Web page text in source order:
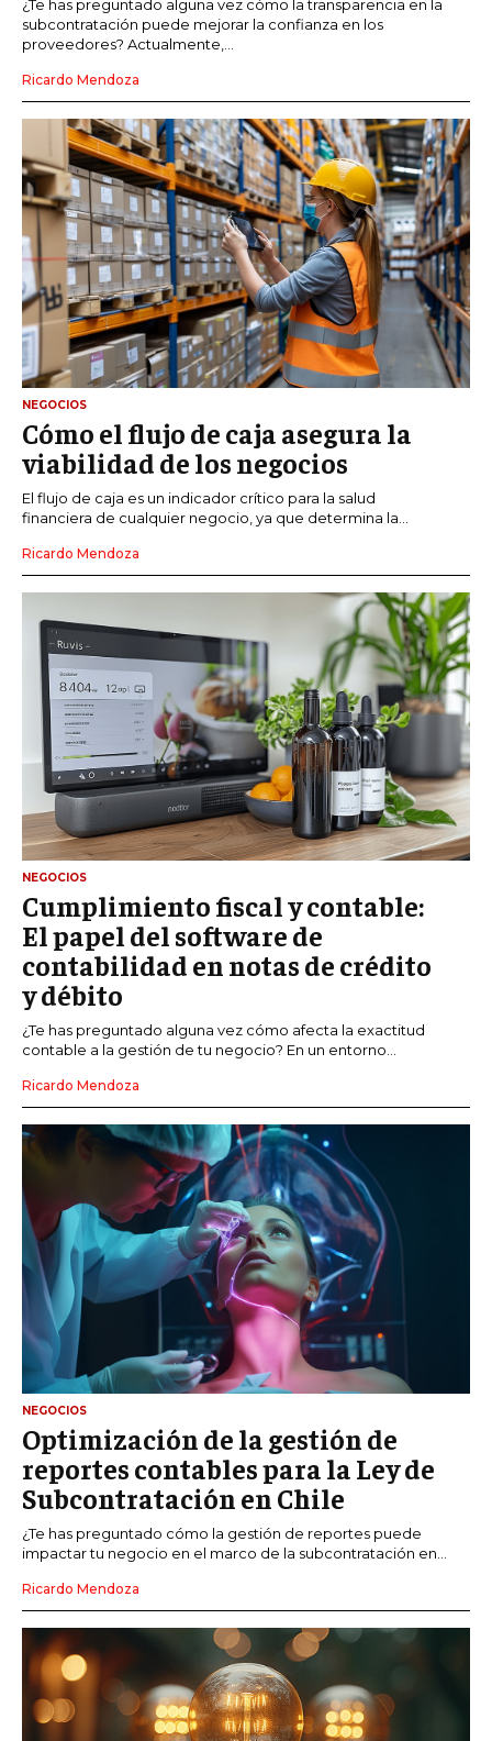
¿Te has preguntado alguna vez cómo la transparencia en la
subcontratación puede mejorar la confianza en los
proveedores? Actualmente,...
Ricardo Mendoza
NEGOCIOS
Cómo el flujo de caja asegura la
viabilidad de los negocios
El flujo de caja es un indicador crítico para la salud
financiera de cualquier negocio, ya que determina la...
Ricardo Mendoza
NEGOCIOS
Cumplimiento fiscal y contable:
El papel del software de
contabilidad en notas de crédito
y débito
¿Te has preguntado alguna vez cómo afecta la exactitud
contable a la gestión de tu negocio? En un entorno...
Ricardo Mendoza
NEGOCIOS
Optimización de la gestión de
reportes contables para la Ley de
Subcontratación en Chile
¿Te has preguntado cómo la gestión de reportes puede
impactar tu negocio en el marco de la subcontratación en...
Ricardo Mendoza